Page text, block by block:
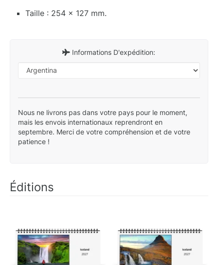
Taille : 254 x 127 mm.
Informations D'expédition:
Nous ne livrons pas dans votre pays pour le moment,
mais les envois internationaux reprendront en
septembre. Merci de votre compréhension et de votre
patience !
Éditions